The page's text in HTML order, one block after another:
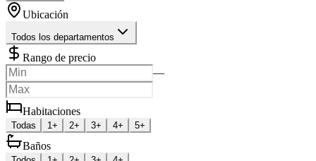
Ubicación
Todos los departamentos
Rango de precio
—
Habitaciones
Todas 1+ 2+ 3+ 4+ 5+
Baños